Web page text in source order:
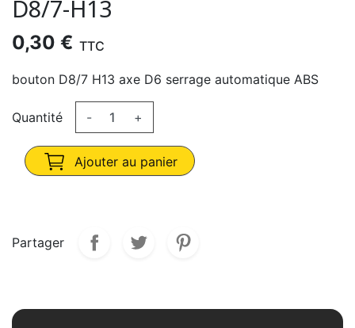
D8/7-H13
0,30 € TTC
bouton D8/7 H13 axe D6 serrage automatique ABS
Quantité - +
Ajouter au panier
Partager